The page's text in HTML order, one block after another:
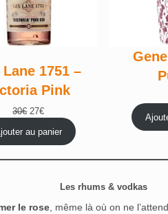
1751 –
Pink
30€ Le
initial
30€.
27€Le
actuel
27€.
au panier
Les rhums & vodkas
le rose, même là où on ne